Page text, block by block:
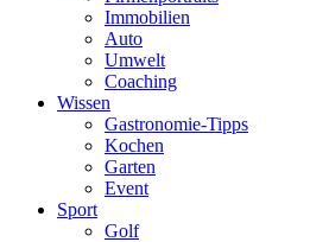
Immobilien
Auto
Umwelt
Coaching
Wissen
Gastronomie-Tipps
Kochen
Garten
Event
Sport
Golf